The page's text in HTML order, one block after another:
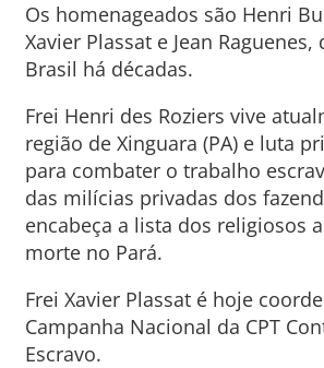
Os homenageados são Henri
Xavier Plassat e Jean
Brasil há décadas.
Frei Henri des Roziers vive
região de Xinguara (PA) e luta
para combater o trabalho
das milícias privadas dos
encabeça a lista dos religiosos
morte no Pará.
Frei Xavier Plassat é hoje
Campanha Nacional da CPT
Escravo.